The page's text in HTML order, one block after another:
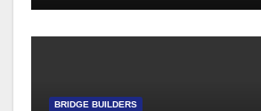
BRIDGE BUILDERS